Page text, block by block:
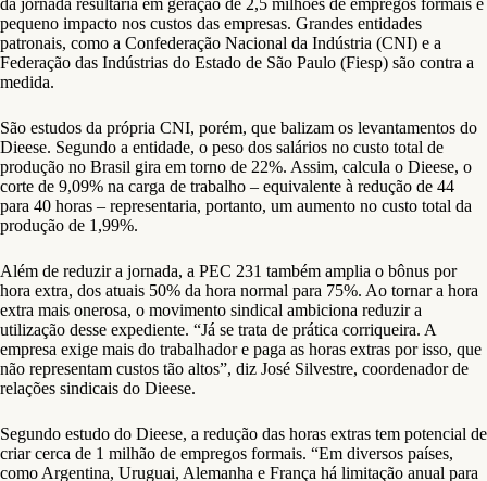
da jornada resultaria em geração de 2,5 milhões de empregos formais e
pequeno impacto nos custos das empresas. Grandes entidades
patronais, como a Confederação Nacional da Indústria (CNI) e a
Federação das Indústrias do Estado de São Paulo (Fiesp) são contra a
medida.
São estudos da própria CNI, porém, que balizam os levantamentos do
Dieese. Segundo a entidade, o peso dos salários no custo total de
produção no Brasil gira em torno de 22%. Assim, calcula o Dieese, o
corte de 9,09% na carga de trabalho – equivalente à redução de 44
para 40 horas – representaria, portanto, um aumento no custo total da
produção de 1,99%.
Além de reduzir a jornada, a PEC 231 também amplia o bônus por
hora extra, dos atuais 50% da hora normal para 75%. Ao tornar a hora
extra mais onerosa, o movimento sindical ambiciona reduzir a
utilização desse expediente. “Já se trata de prática corriqueira. A
empresa exige mais do trabalhador e paga as horas extras por isso, que
não representam custos tão altos”, diz José Silvestre, coordenador de
relações sindicais do Dieese.
Segundo estudo do Dieese, a redução das horas extras tem potencial de
criar cerca de 1 milhão de empregos formais. “Em diversos países,
como Argentina, Uruguai, Alemanha e França há limitação anual para